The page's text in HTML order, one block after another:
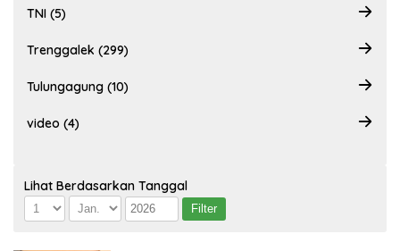
TNI (5)
Trenggalek (299)
Tulungagung (10)
video (4)
Lihat Berdasarkan Tanggal